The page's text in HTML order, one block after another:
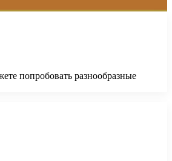
попробовать разнообразные